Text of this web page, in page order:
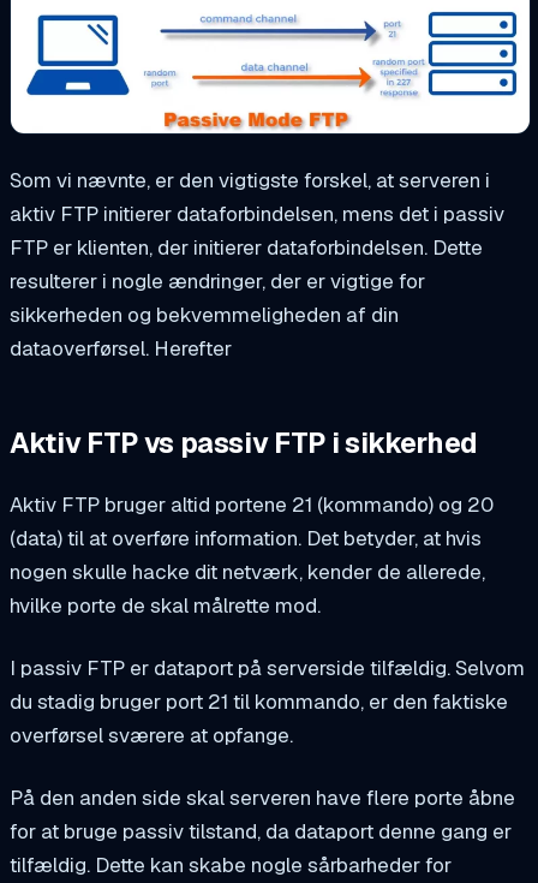
Som vi nævnte, er den vigtigste forskel, at serveren i
aktiv FTP initierer dataforbindelsen, mens det i passiv
FTP er klienten, der initierer dataforbindelsen. Dette
resulterer i nogle ændringer, der er vigtige for
sikkerheden og bekvemmeligheden af din
dataoverførsel. Herefter
Aktiv FTP vs passiv FTP i sikkerhed
Aktiv FTP bruger altid portene 21 (kommando) og 20
(data) til at overføre information. Det betyder, at hvis
nogen skulle hacke dit netværk, kender de allerede,
hvilke porte de skal målrette mod.
I passiv FTP er dataport på serverside tilfældig. Selvom
du stadig bruger port 21 til kommando, er den faktiske
overførsel sværere at opfange.
På den anden side skal serveren have flere porte åbne
for at bruge passiv tilstand, da dataport denne gang er
tilfældig. Dette kan skabe nogle sårbarheder for